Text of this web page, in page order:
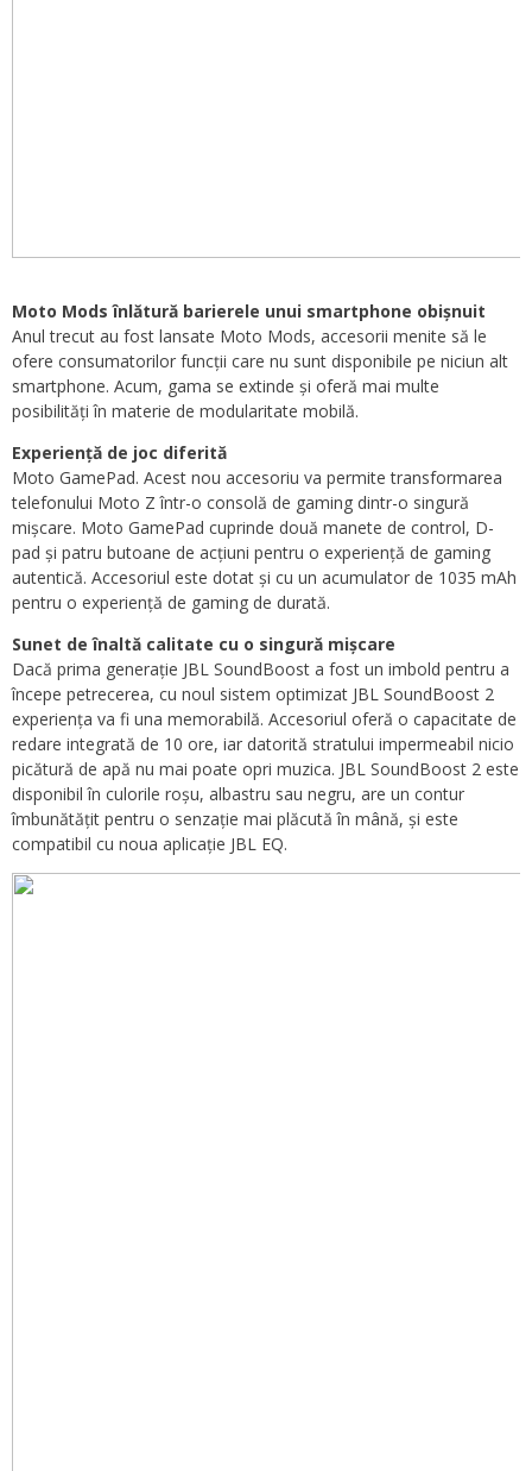
Moto Mods înlătură barierele unui smartphone obișnuit
Anul trecut au fost lansate Moto Mods, accesorii menite să le
ofere consumatorilor funcții care nu sunt disponibile pe niciun alt
smartphone. Acum, gama se extinde și oferă mai multe
posibilități în materie de modularitate mobilă.
Experiență de joc diferită
Moto GamePad. Acest nou accesoriu va permite transformarea
telefonului Moto Z într-o consolă de gaming dintr-o singură
mișcare. Moto GamePad cuprinde două manete de control, D-
pad și patru butoane de acțiuni pentru o experiență de gaming
autentică. Accesoriul este dotat și cu un acumulator de 1035 mAh
pentru o experiență de gaming de durată.
Sunet de înaltă calitate cu o singură mișcare
Dacă prima generație JBL SoundBoost a fost un imbold pentru a
începe petrecerea, cu noul sistem optimizat JBL SoundBoost 2
experiența va fi una memorabilă. Accesoriul oferă o capacitate de
redare integrată de 10 ore, iar datorită stratului impermeabil nicio
picătură de apă nu mai poate opri muzica. JBL SoundBoost 2 este
disponibil în culorile roșu, albastru sau negru, are un contur
îmbunătățit pentru o senzație mai plăcută în mână, și este
compatibil cu noua aplicație JBL EQ.